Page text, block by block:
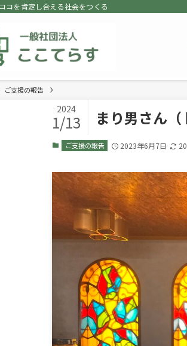
コを肯定し合える社会をつくる
ご支援の報告
まり男さん
2024
1/13
ご支援の報告 2023年6月7日